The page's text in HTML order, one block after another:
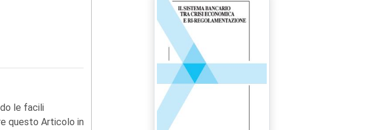
le facili
questo Articolo in